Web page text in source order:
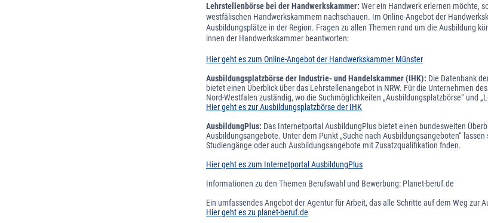
Lehrstellenbörse bei der Handwerkskammer: Wer ein Handwerk erlernen möchte,
westfälischen Handwerkskammern nachschauen. Im Online-Angebot der
Ausbildungsplätze in der Region. Fragen zu allen Themen rund um die Ausbildung
innen der Handwerkskammer beantworten:
Hier geht es zum Online-Angebot der Handwerkskammer Münster
Ausbildungsplatzbörse der Industrie- und Handelskammer (IHK): Die Datenbank
bietet einen Überblick über das Lehrstellenangebot in NRW. Für die Unternehmen
Nord-Westfalen zuständig, wo die Suchmöglichkeiten „Ausbildungsplatzbörse“ und
Hier geht es zur Ausbildungsplatzbörse der IHK
AusbildungPlus: Das Internetportal AusbildungPlus bietet einen bundesweiten
Ausbildungsangebote. Unter dem Punkt „Suche nach Ausbildungsangeboten“
Studiengänge oder auch Ausbildungsangebote mit Zusatzqualifikation fnden.
Hier geht es zum Internetportal AusbildungPlus
Informationen zu den Themen Berufswahl und Bewerbung: Planet-beruf.de
Ein umfassendes Angebot der Agentur für Arbeit, das alle Schritte auf dem Weg zur
Hier geht es zu planet-beruf.de